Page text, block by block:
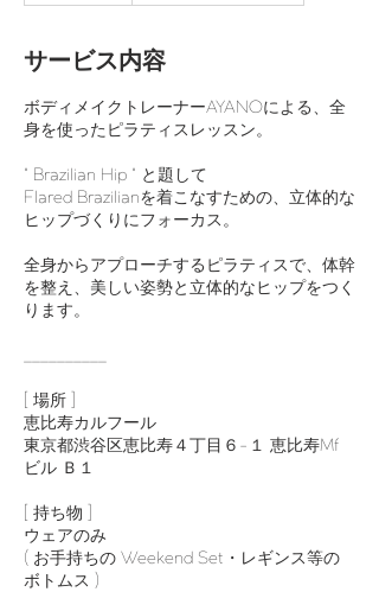
サービス内容
ボディメイクトレーナーAYANOによる、全
身を使ったピラティスレッスン。
" Brazilian Hip " と題して
Flared Brazilianを着こなすための、立体的な
ヒップづくりにフォーカス。
全身からアプローチするピラティスで、体幹
を整え、美しい姿勢と立体的なヒップをつく
ります。
[ 場所 ]
恵比寿カルフール
東京都渋谷区恵比寿４丁目６−１ 恵比寿Mf
ビル Ｂ１
[ 持ち物 ]
ウェアのみ
( お手持ちの Weekend Set・レギンス等の
ボトムス )